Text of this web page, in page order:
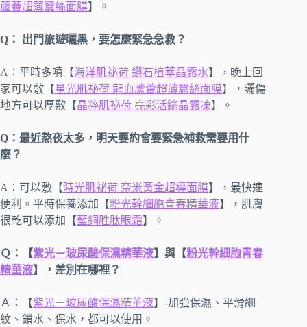
蘆薈超薄蠶絲面膜】。
Q： 出門旅遊曬黑，要怎麼緊急急救？
A：平時多噴【海洋肌祕荷 鑽石植萃晶露水】，晚上回
家可以敷【星光肌祕荷 龍血蘆薈超薄蠶絲面膜】，曬傷
地方可以厚敷【晶粹肌祕荷 亮彩活鑰晶露凍】。
Q：最近熬夜太多，明天要約會要緊急補救需要用什
麼？
A：可以敷【時光肌祕荷 奈米黃金超導面膜】，最快速
便利。平時保養添加【粉光幹細胞青春精華液】，肌膚
很乾可以添加【藍銅胜肽眼霜】。
Ｑ：【紫光－玻尿酸保濕精華液】與【粉光幹細胞青春
精華液】，差別在哪裡？
Ａ：【紫光－玻尿酸保濕精華液】-加強保濕、平滑細
紋、鎖水、保水，都可以使用。